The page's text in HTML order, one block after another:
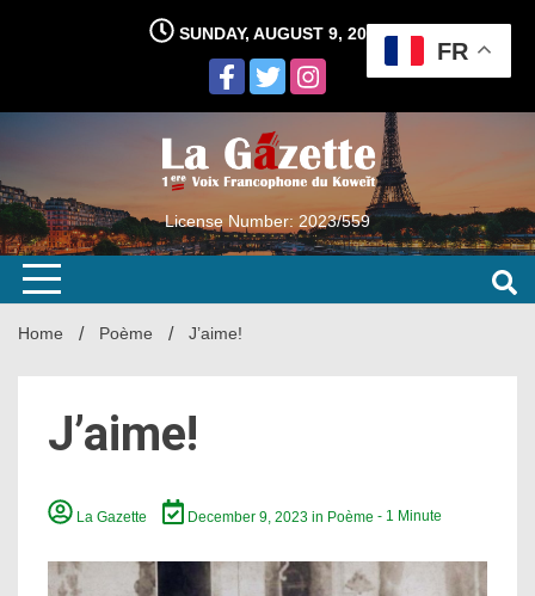
SUNDAY, AUGUST 9, 2026
License Number: 2023/559
Home Poème J’aime!
J’aime!
La Gazette December 9, 2023in Poème - 1 Minute
FR